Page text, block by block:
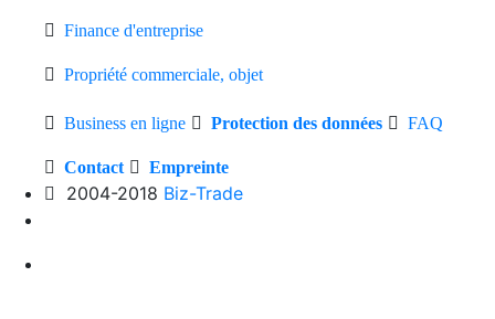
Finance d'entreprise
Propriété commerciale, objet
Business en ligne Protection des données FAQ
Contact Empreinte
2004-2018 Biz-Trade